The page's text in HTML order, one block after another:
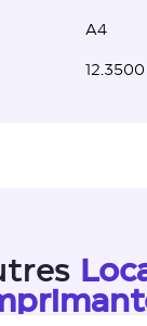
A4
12.3500